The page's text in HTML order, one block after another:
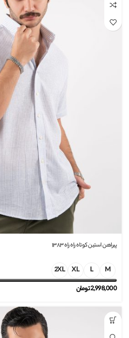
پیراهن استین کوتاه راه راه ۱۳۸۳
M
L
XL
2XL
2,998,000تومان